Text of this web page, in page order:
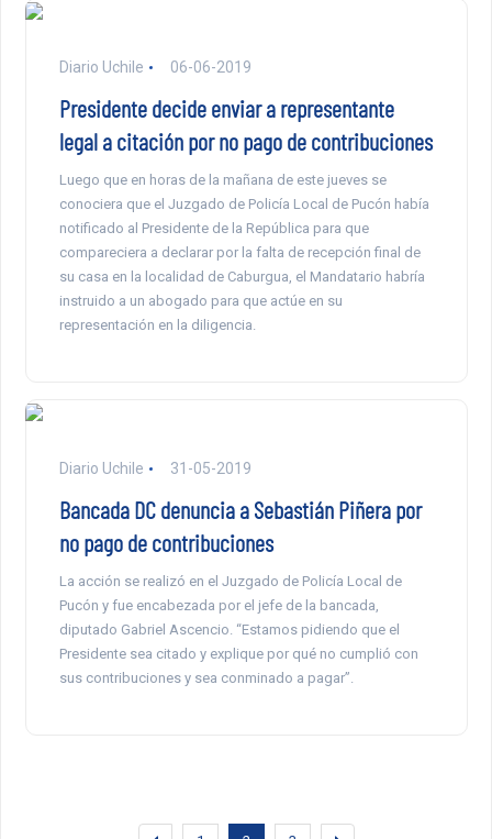
Diario Uchile 06-06-2019
Presidente decide enviar a representante
legal a citación por no pago de contribuciones
Luego que en horas de la mañana de este jueves se
conociera que el Juzgado de Policía Local de Pucón había
notificado al Presidente de la República para que
compareciera a declarar por la falta de recepción final de
su casa en la localidad de Caburgua, el Mandatario habría
instruido a un abogado para que actúe en su
representación en la diligencia.
Diario Uchile 31-05-2019
Bancada DC denuncia a Sebastián Piñera por
no pago de contribuciones
La acción se realizó en el Juzgado de Policía Local de
Pucón y fue encabezada por el jefe de la bancada,
diputado Gabriel Ascencio. “Estamos pidiendo que el
Presidente sea citado y explique por qué no cumplió con
sus contribuciones y sea conminado a pagar”.